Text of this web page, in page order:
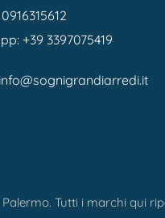
+39 3397075419
info@sognigrandiarredi.it
Tutti i marchi qui